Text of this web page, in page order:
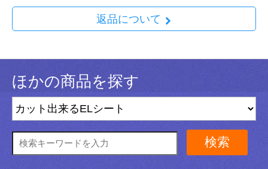
返品について
ほかの商品を探す
検索